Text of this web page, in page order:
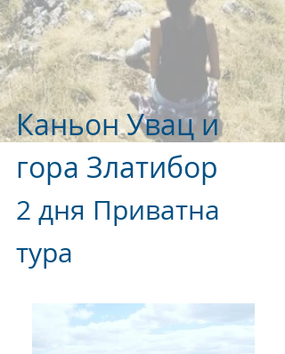
Каньон Увац и
гора Златибор
2 дня Приватна
тура